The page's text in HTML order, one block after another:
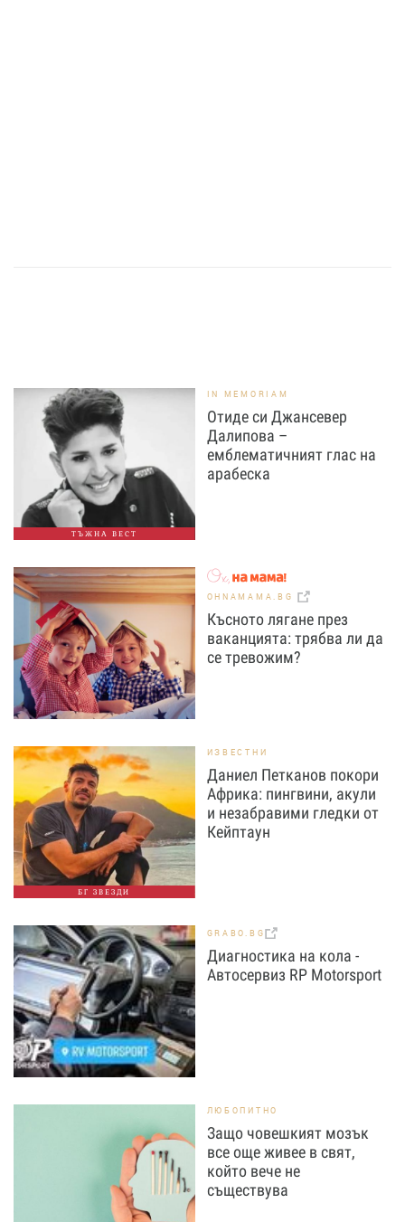
ТЪЖНА ВЕСТ
IN MEMORIAM
Отиде си Джансевер
Далипова –
емблематичният глас на
арабеска
OHNAMAMA.BG
Късното лягане през
ваканцията: трябва ли да
се тревожим?
БГ ЗВЕЗДИ
ИЗВЕСТНИ
Даниел Петканов покори
Африка: пингвини, акули
и незабравими гледки от
Кейптаун
GRABO.BG
Диагностика на кола -
Автосервиз RP Motorsport
ЛЮБОПИТНО
Защо човешкият мозък
все още живее в свят,
който вече не
съществува